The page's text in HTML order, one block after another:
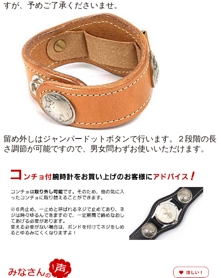
すが、予めご了承くださいませ。
留め外しはジャンパードットボタンで行います。２段階の長
さ調節が可能ですので、男女問わずお使いいただけます。